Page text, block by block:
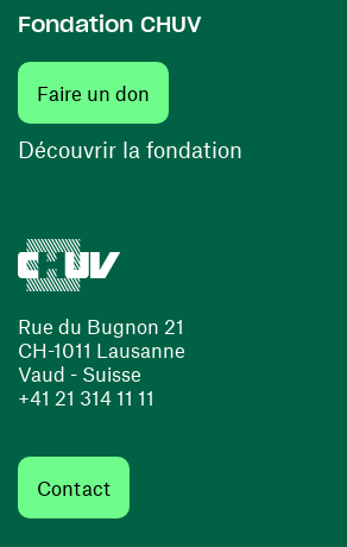
Rue du Bugnon 21
CH-1011 Lausanne
Vaud - Suisse
+41 21 314 11 11
Contact
Fondation CHUV
Faire un don
Découvrir la fondation